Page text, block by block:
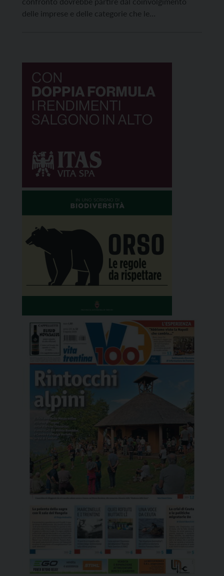
delle imprese e delle categorie che le
lavoro, sostiene responsabilità economiche […]